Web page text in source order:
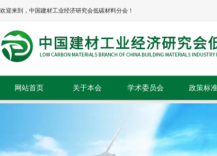
欢迎来到，中国建材工业经济研究会低碳材料分会！
网站首页 关于本会 学术委员会 政策标
标准规范